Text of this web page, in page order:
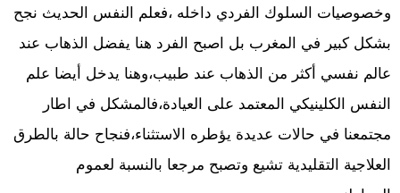
وخصوصيات السلوك الفردي داخله ،فعلم النفس الحديث نجح
بشكل كبير في المغرب بل اصبح الفرد هنا يفضل الذهاب عند
عالم نفسي أكثر من الذهاب عند طبيب،وهنا يدخل أيضا علم
النفس الكلينيكي المعتمد على العيادة،فالمشكل في اطار
مجتمعنا في حالات عديدة يؤطره الاستثناء،فنجاح حالة بالطرق
العلاجية التقليدية تشيع وتصبح مرجعا بالنسبة لعموم